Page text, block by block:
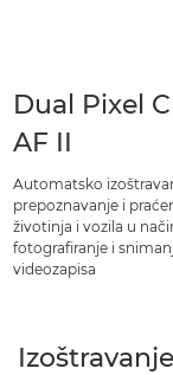
Dual Pixel
AF II
Automatsko
prepoznavanje i
životinja i vozila u
fotografiranje i
videozapisa